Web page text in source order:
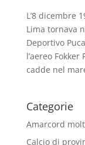
L’8 dicembre
Lima tornava
Deportivo
l’aereo
cadde nel
Categorie
Amarcord
Calcio di